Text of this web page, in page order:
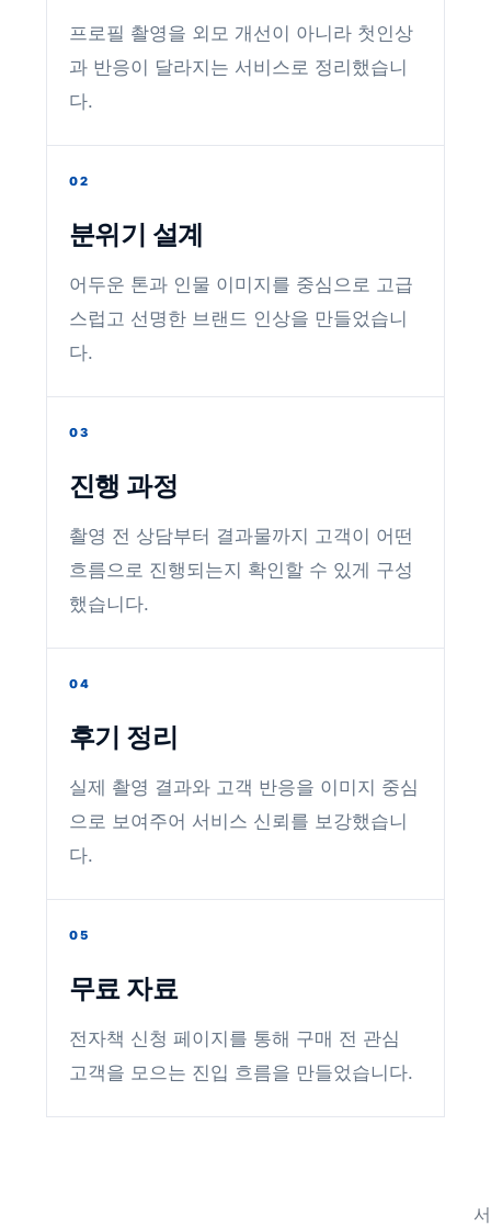
프로필 촬영을 외모 개선이 아니라 첫인상
과 반응이 달라지는 서비스로 정리했습니
다.
02
분위기 설계
어두운 톤과 인물 이미지를 중심으로 고급
스럽고 선명한 브랜드 인상을 만들었습니
다.
03
진행 과정
촬영 전 상담부터 결과물까지 고객이 어떤
흐름으로 진행되는지 확인할 수 있게 구성
했습니다.
04
후기 정리
실제 촬영 결과와 고객 반응을 이미지 중심
으로 보여주어 서비스 신뢰를 보강했습니
다.
05
무료 자료
전자책 신청 페이지를 통해 구매 전 관심
고객을 모으는 진입 흐름을 만들었습니다.
서